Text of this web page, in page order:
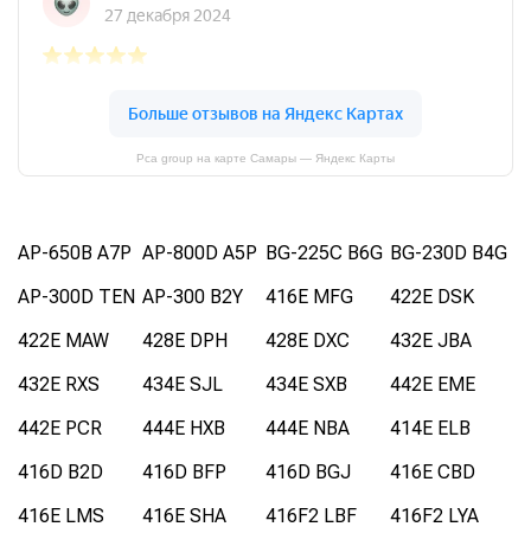
Pca group на карте Самары — Яндекс Карты
AP-650B A7P AP-800D A5P BG-225C B6G BG-230D B4G
AP-300D TEN AP-300 B2Y 416E MFG
422E DSK
422E MAW
428E DPH 428E DXC
432E JBA
432E RXS
434E SJL 434E SXB
442E EME
442E PCR
444E HXB 444E NBA
414E ELB
416D B2D
416D BFP 416D BGJ
416E CBD
416E LMS
416E SHA 416F2 LBF
416F2 LYA